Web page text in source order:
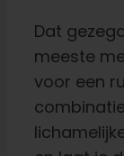
Dat
meeste
voor een